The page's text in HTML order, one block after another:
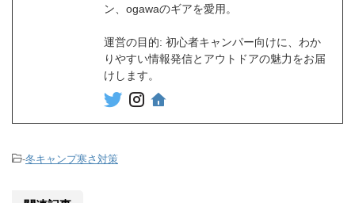
ン、ogawaのギアを愛用。
運営の目的: 初心者キャンパー向けに、わか
りやすい情報発信とアウトドアの魅力をお届
けします。
-冬キャンプ寒さ対策